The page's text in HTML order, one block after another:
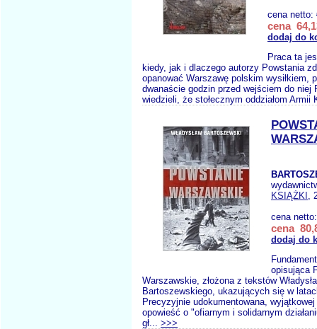
cena netto:
cena
dodaj do
Praca ta
kiedy, jak i dlaczego autorzy Powstania
opanować Warszawę polskim wysiłkiem,
dwanaście godzin przed wejściem do niej
wiedzieli, że stołecznym oddziałom Armii
KSIĄŻKI ,
cena
cena
dodaj do
opisująca
Warszawskie, złożona z tekstów
Bartoszewskiego, ukazujących się w
Precyzyjnie udokumentowana,
opowieść o "ofiarnym i solidarnym
gł... >>>